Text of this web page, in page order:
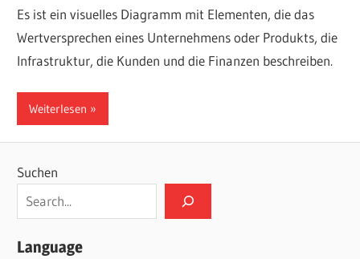
Es ist ein visuelles Diagramm mit Elementen, die das
Wertversprechen eines Unternehmens oder Produkts, die
Infrastruktur, die Kunden und die Finanzen beschreiben.
Weiterlesen
Suchen
Language